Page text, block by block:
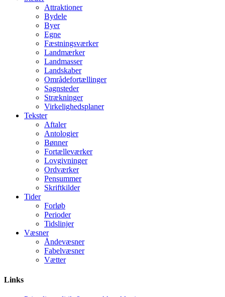
Attraktioner
Bydele
Byer
Egne
Fæstningsværker
Landmærker
Landmasser
Landskaber
Områdefortællinger
Sagnsteder
Strækninger
Virkelighedsplaner
Tekster
Aftaler
Antologier
Bønner
Fortælleværker
Lovgivninger
Ordværker
Pensummer
Skriftkilder
Tider
Forløb
Perioder
Tidslinjer
Væsner
Åndevæsner
Fabelvæsner
Vætter
Links